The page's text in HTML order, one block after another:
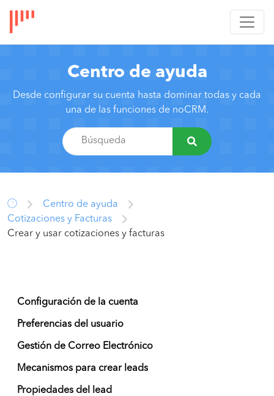
Centro de ayuda
Desde configurar su cuenta hasta dominar todas y cada
una de las funciones de noCRM.
Centro de ayuda
Cotizaciones y Facturas
Crear y usar cotizaciones y facturas
Configuración de la cuenta
Preferencias del usuario
Gestión de Correo Electrónico
Mecanismos para crear leads
Propiedades del lead